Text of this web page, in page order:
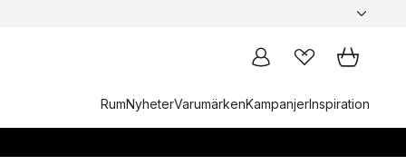
RumNyheterVarumärkenKampanjerInspiration